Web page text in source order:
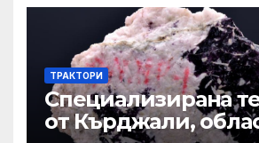
ТРАКТОРИ
Специализирана
от Кърджали,